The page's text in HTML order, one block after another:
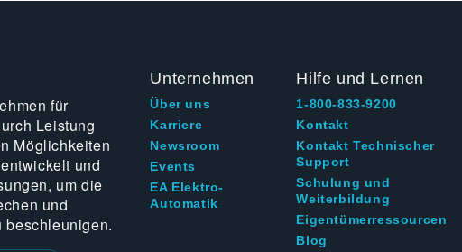
für
Leistung
Möglichkeiten
und
um die
und
beschleunigen.
Unternehmen
Über uns
Karriere
Newsroom
Events
EA Elektro-
Automatik
Hilfe und Lernen
1-800-833-9200
Kontakt
Kontakt Technischer
Support
Schulung und
Weiterbildung
Eigentümerressourcen
Blog